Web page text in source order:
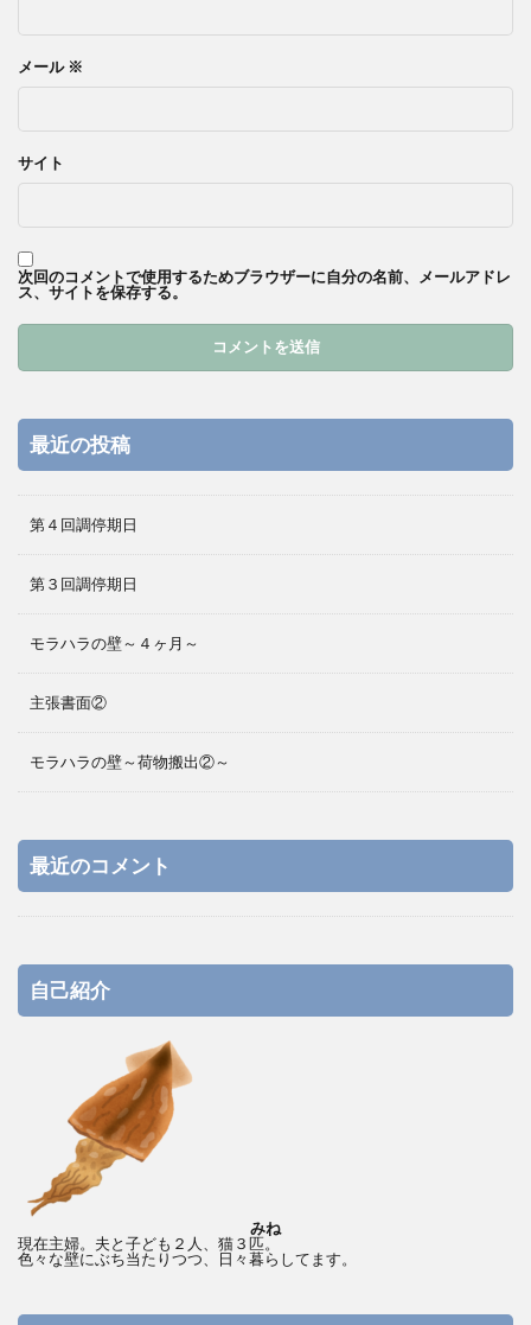
メール ※
サイト
次回のコメントで使用するためブラウザーに自分の名前、メールアドレ
ス、サイトを保存する。
最近の投稿
第４回調停期日
第３回調停期日
モラハラの壁～４ヶ月～
主張書面②
モラハラの壁～荷物搬出②～
最近のコメント
自己紹介
みね
現在主婦。夫と子ども２人、猫３匹。
色々な壁にぶち当たりつつ、日々暮らしてます。